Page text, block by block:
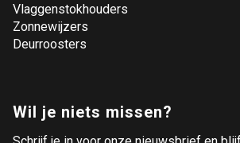
Vlaggenstokhouders
Zonnewijzers
Deurroosters
Wil je niets missen?